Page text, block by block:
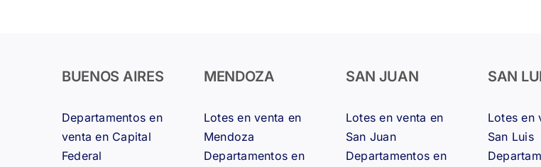
BUENOS AIRES
Departamentos en
venta en Capital
Federal
MENDOZA
Lotes en venta en
Mendoza
Departamentos en
SAN JUAN
Lotes en venta en
San Juan
Departamentos en
SAN
Lotes en
San Luis